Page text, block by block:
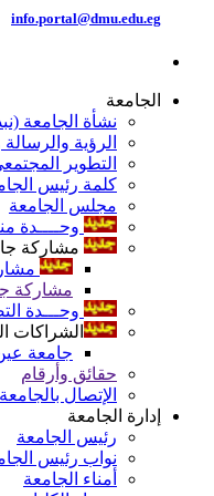
info.portal@dmu.edu.eg
الجامعة
نشأة الجامعة
الرؤية
التطوير
كلمة رئيس
مجلس الجامعة
وحــــدة
مشاركة
مشاركة
وحـــدة
الشراكات
جامعة
حقائق وأرقام
الإتصال بالجامعة
إدارة الجامعة
رئيس الجامعة
نواب رئيس
أمناء الجامعة